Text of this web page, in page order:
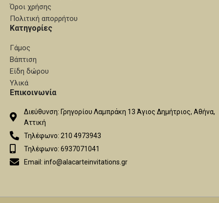
Όροι χρήσης
Πολιτική απορρήτου
Κατηγορίες
Γάμος
Βάπτιση
Είδη δώρου
Υλικά
Επικοινωνία
Διεύθυνση: Γρηγορίου Λαμπράκη 13 Άγιος Δημήτριος, Αθήνα,
Αττική
Τηλέφωνο: 210 4973943
Τηλέφωνο: 6937071041
Email: info@alacarteinvitations.gr